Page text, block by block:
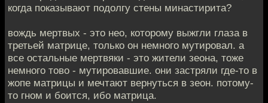
когда показывают подолгу стены минастирита?
вождь мертвых - это нео, которому выжгли глаза в
третьей матрице, только он немного мутировал. а
все остальные мертвяки - это жители зеона, тоже
немного тово - мутировавшие. они застряли где-то в
жопе матрицы и мечтают вернуться в зеон. потому-
то гном и боится, ибо матрица.